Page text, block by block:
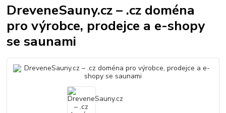
DreveneSauny.cz – .cz doména
pro výrobce, prodejce a e-shopy
se saunami